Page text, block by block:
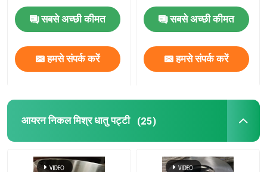
सबसे अच्छी कीमत
हमसे संपर्क करें
सबसे अच्छी कीमत
हमसे संपर्क करें
आयरन निकल मिश्र धातु पट्टी (25)